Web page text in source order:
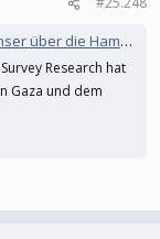
und den 7. Oktober
Research hat
Gaza und dem